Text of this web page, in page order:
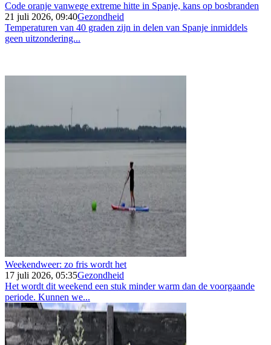
Code oranje vanwege extreme hitte in Spanje, kans op bosbranden
21 juli 2026, 09:40Gezondheid
Temperaturen van 40 graden zijn in delen van Spanje inmiddels
geen uitzondering...
Weekendweer: zo fris wordt het
17 juli 2026, 05:35Gezondheid
Het wordt dit weekend een stuk minder warm dan de voorgaande
periode. Kunnen we...